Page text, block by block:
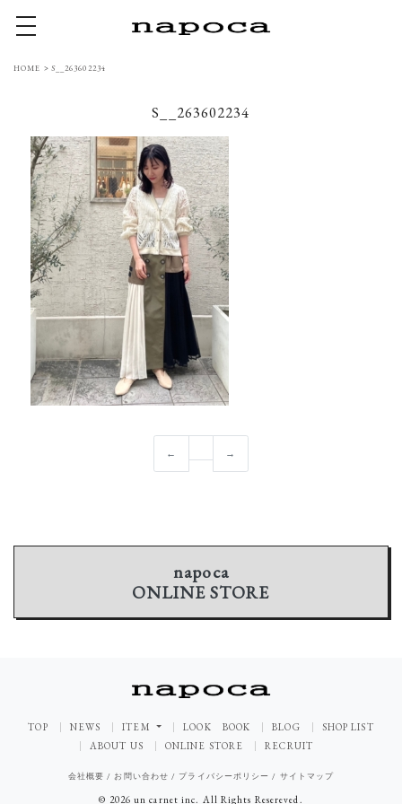
toggle navigation
HOME >S__263602234
S__263602234
← →
napoca
ONLINE STORE
TOP NEWS ITEM LOOK BOOK BLOG
SHOP LIST
ABOUT US
ONLINE STORE RECRUIT
会社概要 /お問い合わせ / プライバシーポリシー / サイトマップ
© 2026 un carnet inc. All Rights Resereved.